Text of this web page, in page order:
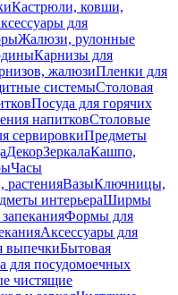
Кастрюли, ковши,
для
Жалюзи, рулонные
Карнизы для
жалюзиПленки для
системыСтоловая
Посуда для горячих
напитковСтоловые
сервировкиПредметы
ДекорЗеркалаКашпо,
Часы
растенияВазыКлючницы,
интерьераШирмы
Формы для
Аксессуары для
выпечкиБытовая
для посудомоечных
чистящие